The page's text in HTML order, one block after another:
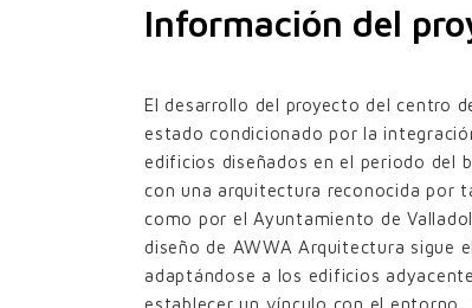
Información del
El desarrollo del proyecto del centro
estado condicionado por la
edificios diseñados en el periodo del
con una arquitectura reconocida por
como por el Ayuntamiento de
diseño de AWWA Arquitectura sigue
adaptándose a los edificios
establecer un vínculo con el entorno,